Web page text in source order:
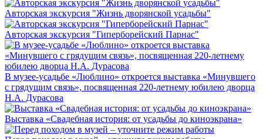
Авторская экскурсия "Жизнь дворянской усадьбы"
Авторская экскурсия "Гиперборейский Парнас"
В музее-усадьбе «Люблино» откроется выставка «Минувшего
с грядущим связь», посвященная 220-летнему юбилею дворца
Н.А. Дурасова
Выставка «Свадебная история: от усадьбы до киноэкрана»